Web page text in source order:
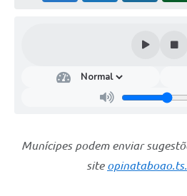
Munícipes podem enviar
site